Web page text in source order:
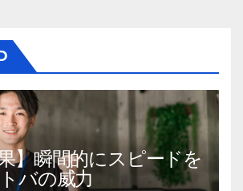
果】瞬間的にスピードを
バの威力